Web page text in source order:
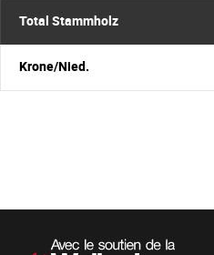
Total Stammholz
Krone/Nied.
Sekundärnavigation